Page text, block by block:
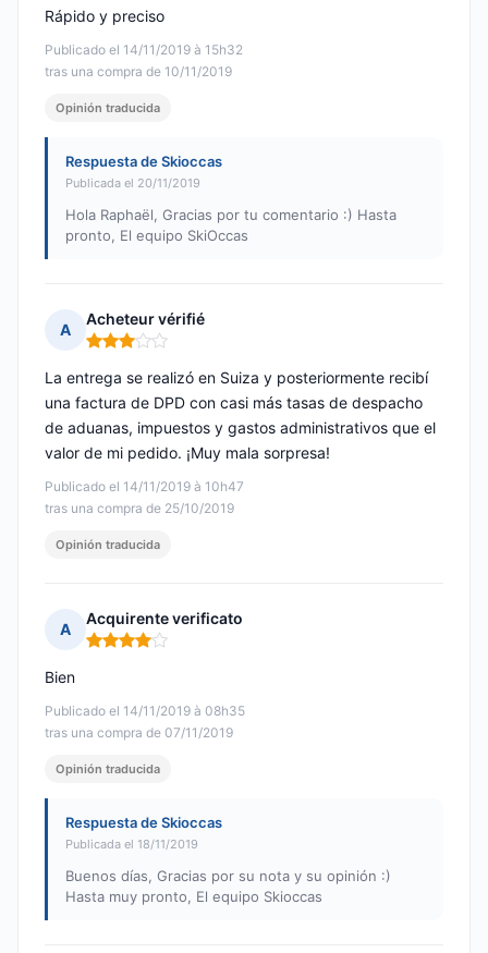
Publicado el 14/11/2019 à 15h32
tras una compra de 10/11/2019
Rápido y preciso
Opinión traducida
Respuesta de Skioccas
Publicada el 20/11/2019
Hola Raphaël, Gracias por tu comentario :) Hasta
pronto, El equipo SkiOccas
A
Acheteur vérifié
Nota: 3 de 5
Publicado el 14/11/2019 à 10h47
tras una compra de 25/10/2019
La entrega se realizó en Suiza y posteriormente recibí
una factura de DPD con casi más tasas de despacho
de aduanas, impuestos y gastos administrativos que el
valor de mi pedido. ¡Muy mala sorpresa!
Opinión traducida
A
Acquirente verificato
Nota: 4 de 5
Publicado el 14/11/2019 à 08h35
tras una compra de 07/11/2019
Bien
Opinión traducida
Respuesta de Skioccas
Publicada el 18/11/2019
Buenos días, Gracias por su nota y su opinión :)
Hasta muy pronto, El equipo Skioccas